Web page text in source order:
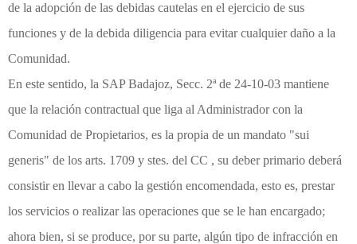
de la adopción de las debidas cautelas en el ejercicio de sus
funciones y de la debida diligencia para evitar cualquier daño a la
Comunidad.
En este sentido, la SAP Badajoz, Secc. 2ª de 24-10-03 mantiene
que la relación contractual que liga al Administrador con la
Comunidad de Propietarios, es la propia de un mandato "sui
generis" de los arts. 1709 y stes. del CC , su deber primario deberá
consistir en llevar a cabo la gestión encomendada, esto es, prestar
los servicios o realizar las operaciones que se le han encargado;
ahora bien, si se produce, por su parte, algún tipo de infracción en